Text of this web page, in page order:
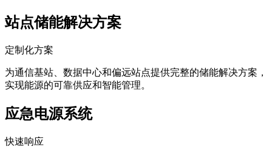
站点储能解决方案
定制化方案
为通信基站、数据中心和偏远站点提供完整的储能解决方案，
实现能源的可靠供应和智能管理。
应急电源系统
快速响应